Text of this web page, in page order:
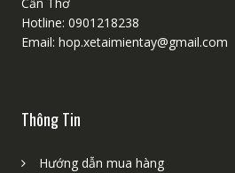
Hotline: 0901218238
Email: hop.xetaimientay@gmail.com
Thông Tin
Hướng dẫn mua hàng